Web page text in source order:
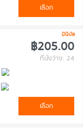
เลือก
มินิบัส
฿205.00
ที่นั่งว่าง: 24
เลือก